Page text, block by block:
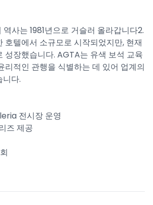
사는 1981년으로 거슬러 올라갑니다2.
호텔에서 소규모로 시작되었지만, 현재
성장했습니다. AGTA는 유색 보석 교육
리적인 관행을 식별하는 데 있어 업계의
다.
전시장 운영
즈 제공